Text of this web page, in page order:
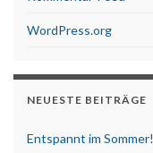
WordPress.org
NEUESTE BEITRÄGE
Entspannt im Sommer!